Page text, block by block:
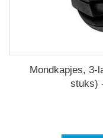
Mondkapjes, 3-
stuks)